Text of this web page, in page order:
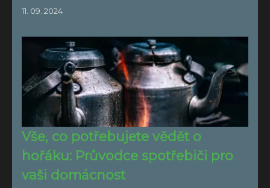
11. 09. 2024
Vše, co potřebujete vědět o
hořáku: Průvodce spotřebiči pro
vaši domácnost